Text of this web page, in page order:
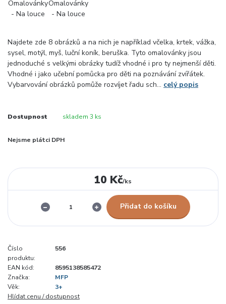
Najdete zde 8 obrázků a na nich je například včelka, krtek, vážka,
sysel, motýl, myš, luční koník, beruška. Tyto omalovánky jsou
jednoduché s velkými obrázky tudíž vhodné i pro ty nejmenší děti.
Vhodné i jako učební pomůcka pro děti na poznávání zvířátek.
Vybarvování obrázků pomůže rozvíjet řadu sch... celý popis
Dostupnost skladem 3 ks
Nejsme plátci DPH
10 Kč/ks
Přidat do košíku
Číslo
produktu:
556
EAN kód:
8595138585472
Značka:
MFP
Věk:
3+
Hlídat cenu / dostupnost